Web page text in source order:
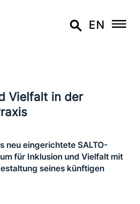
EN
Vielfalt in der
neu ein­ge­rich­te­te SALTO-
für Inklusion und Vielfalt mit
seines künftigen